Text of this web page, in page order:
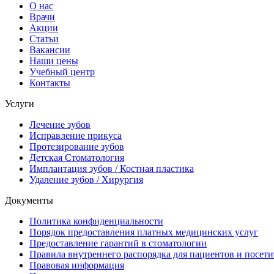
О нас
Врачи
Акции
Статьи
Вакансии
Наши цены
Учебный центр
Контакты
Услуги
Лечение зубов
Исправление прикуса
Протезирование зубов
Детская Стоматология
Имплантация зубов / Костная пластика
Удаление зубов / Хирургия
Документы
Политика конфиденциальности
Порядок предоставления платных медицинских услуг
Предоставление гарантий в стоматологии
Правила внутреннего распорядка для пациентов и
Правовая информация